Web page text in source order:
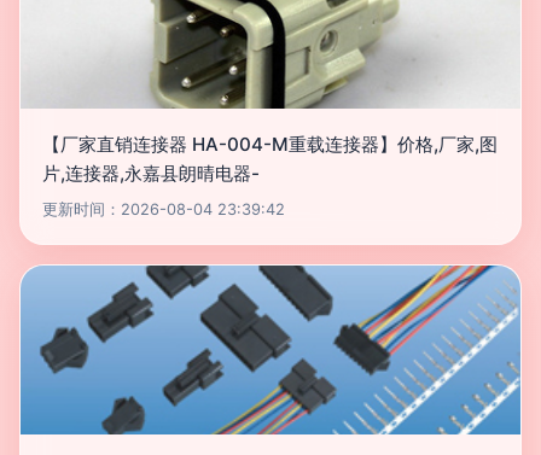
【厂家直销连接器 HA-004-M重载连接器】价格,厂家,图
片,连接器,永嘉县朗晴电器-
更新时间：2026-08-04 23:39:42